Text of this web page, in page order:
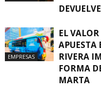
EMPRESAS
EL
APUESTA
RIVERA
FORMA
MARTA